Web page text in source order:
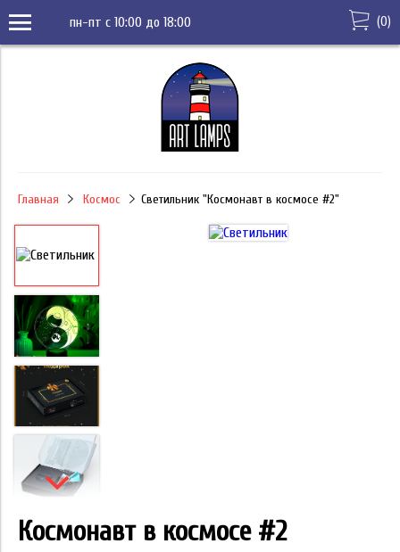
пн-пт с 10:00 до 18:00 (0)
Главная Космос Светильник "Космонавт в космосе #2"
Космонавт в космосе #2